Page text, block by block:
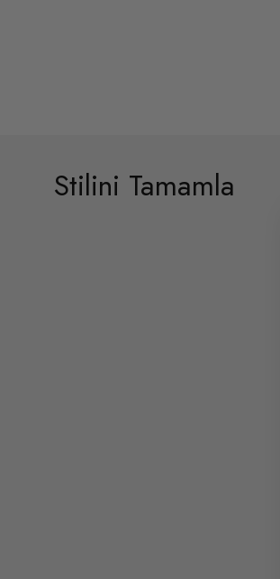
Stilini Tamamla